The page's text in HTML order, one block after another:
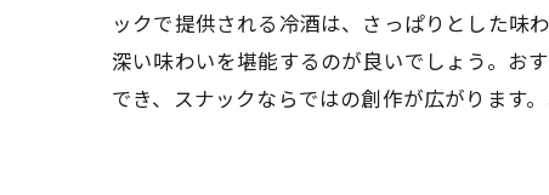
ックで提供される冷酒は、さっぱりとした味
深い味わいを堪能するのが良いでしょう。お
でき、スナックならではの創作が広がります